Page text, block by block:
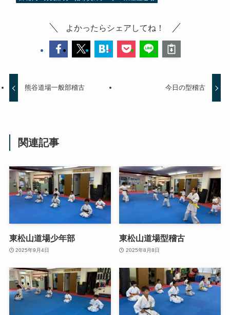
よかったらシェアしてね！
熊谷道場一般部稽古 今日の型稽古
関連記事
東松山道場少年部
2025年9月4日
東松山道場型稽古
2025年8月8日